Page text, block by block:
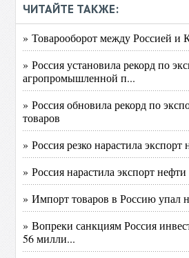
ЧИТАЙТЕ ТАКЖЕ:
» Товарооборот между Россией и
» Россия установила рекорд по
агропромышленной п...
» Россия обновила рекорд по
товаров
» Россия резко нарастила экспорт
» Россия нарастила экспорт нефти
» Импорт товаров в Россию упал
» Вопреки санкциям Россия
56 милли...